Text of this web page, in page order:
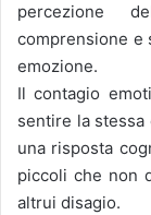
percezione
comprensione e
emozione.
Il contagio
sentire la stessa
una risposta
piccoli che non
altrui disagio.